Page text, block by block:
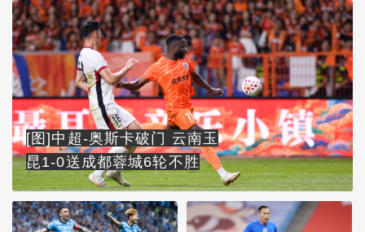
[图]中超-奥斯卡破门 云南玉
昆1-0送成都蓉城6轮不胜